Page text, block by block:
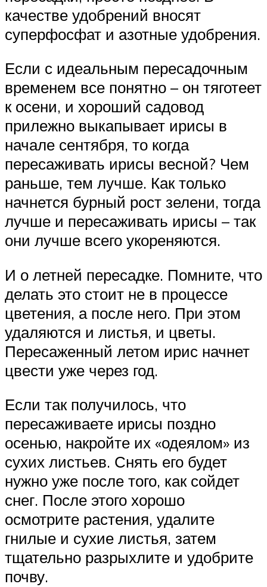
качестве удобрений вносят
суперфосфат и азотные удобрения.
Если с идеальным пересадочным
временем все понятно – он тяготеет
к осени, и хороший садовод
прилежно выкапывает ирисы в
начале сентября, то когда
пересаживать ирисы весной? Чем
раньше, тем лучше. Как только
начнется бурный рост зелени, тогда
лучше и пересаживать ирисы – так
они лучше всего укореняются.
И о летней пересадке. Помните, что
делать это стоит не в процессе
цветения, а после него. При этом
удаляются и листья, и цветы.
Пересаженный летом ирис начнет
цвести уже через год.
Если так получилось, что
пересаживаете ирисы поздно
осенью, накройте их «одеялом» из
сухих листьев. Снять его будет
нужно уже после того, как сойдет
снег. После этого хорошо
осмотрите растения, удалите
гнилые и сухие листья, затем
тщательно разрыхлите и удобрите
почву.